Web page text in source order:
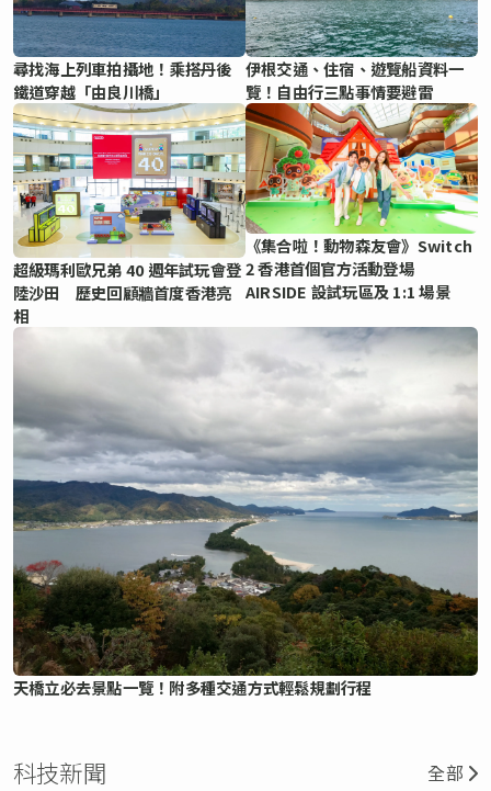
尋找海上列車拍攝地！乘搭丹後
鐵道穿越「由良川橋」
伊根交通、住宿、遊覽船資料一
覽！自由行三點事情要避雷
超級瑪利歐兄弟 40 週年試玩會登
陸沙田 歷史回顧牆首度香港亮
相
《集合啦！動物森友會》Switch
2 香港首個官方活動登場
AIRSIDE 設試玩區及 1:1 場景
天橋立必去景點一覽！附多種交通方式輕鬆規劃行程
科技新聞 全部